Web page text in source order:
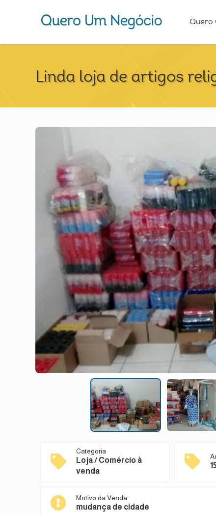
Quero
Linda loja de artigos
Categoria
Loja / Comércio à
venda
Motivo da Venda
mudança de cidade